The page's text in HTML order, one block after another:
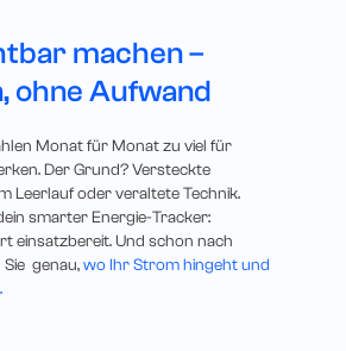
machen –
ohne Aufwand
Monat für Monat zu viel für
Der Grund? Versteckte
Leerlauf oder veraltete Technik.
smarter Energie-Tracker:
einsatzbereit. Und schon nach
Sie genau,wo Ihr Strom hingeht und